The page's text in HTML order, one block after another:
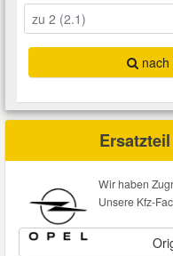
Wir haben
Unsere Kfz-
Lenkung
Innenausstattung
Karosserieteile
Räder und Reifen
Riementrieb
Scheibenkleber
Schmiermittel
Handwerkzeuge
Kfz
Leitungsverbinder
Motortechnik
Prüf- und
Ladetechnik für
Marderschutz
Nachrüstwischer
Pannenhilfe
Reifen Zubehör
Audi Ersatzteile
BMW Ersatzteile
Chevrolet
Cupra Ersatzteile